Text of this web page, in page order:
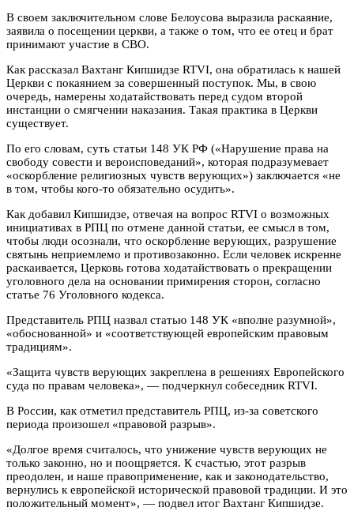
В своем заключительном слове Белоусова выразила раскаяние,
заявила о посещении церкви, а также о том, что ее отец и брат
принимают участие в СВО.
Как рассказал Вахтанг Кипшидзе RTVI, она обратилась к нашей
Церкви с покаянием за совершенный поступок. Мы, в свою
очередь, намерены ходатайствовать перед судом второй
инстанции о смягчении наказания. Такая практика в Церкви
существует.
По его словам, суть статьи 148 УК РФ («Нарушение права на
свободу совести и вероисповеданий», которая подразумевает
«оскорбление религиозных чувств верующих») заключается «не
в том, чтобы кого-то обязательно осудить».
Как добавил Кипшидзе, отвечая на вопрос RTVI о возможных
инициативах в РПЦ по отмене данной статьи, ее смысл в том,
чтобы люди осознали, что оскорбление верующих, разрушение
святынь неприемлемо и противозаконно. Если человек искренне
раскаивается, Церковь готова ходатайствовать о прекращении
уголовного дела на основании примирения сторон, согласно
статье 76 Уголовного кодекса.
Представитель РПЦ назвал статью 148 УК «вполне разумной»,
«обоснованной» и «соответствующей европейским правовым
традициям».
«Защита чувств верующих закреплена в решениях Европейского
суда по правам человека», — подчеркнул собеседник RTVI.
В России, как отметил представитель РПЦ, из-за советского
периода произошел «правовой разрыв».
«Долгое время считалось, что унижение чувств верующих не
только законно, но и поощряется. К счастью, этот разрыв
преодолен, и наше правоприменение, как и законодательство,
вернулись к европейской исторической правовой традиции. И это
положительный момент», — подвел итог Вахтанг Кипшидзе.